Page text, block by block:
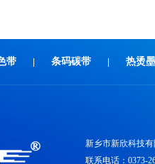
带 条码碳带 热烫
新乡市新欣科技有
联系电话：0373-